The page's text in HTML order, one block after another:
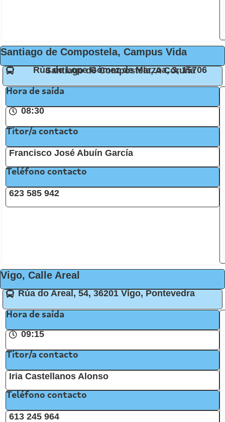
Santiago de Compostela, Campus Vida
Rúa de Lope Gómez de Marzoa, 3, 15706 Santiago de Compostela, A Coruña
Hora de saída
08:30
Titor/a contacto
Francisco José Abuín García
Teléfono contacto
623 585 942
Vigo, Calle Areal
Rúa do Areal, 54, 36201 Vigo, Pontevedra
Hora de saída
09:15
Titor/a contacto
Iria Castellanos Alonso
Teléfono contacto
613 245 964